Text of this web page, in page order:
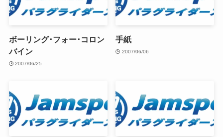
ボーリング･フォー･コロン
バイン
2007/06/25
手紙
2007/06/06